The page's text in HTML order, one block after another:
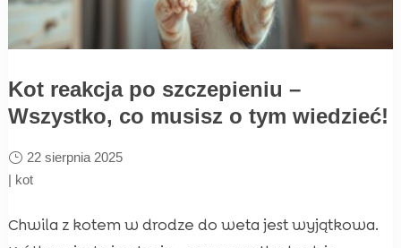
Kot reakcja po szczepieniu –
Wszystko, co musisz o tym wiedzieć!
22 sierpnia 2025
| kot
Chwila z kotem w drodze do weta jest wyjątkowa.